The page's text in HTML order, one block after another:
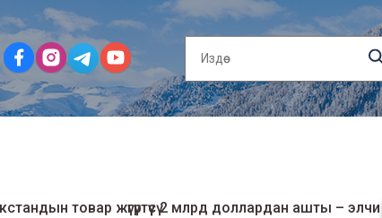
товар жүгүртүүсү 2 млрд доллардан ашты – элчи